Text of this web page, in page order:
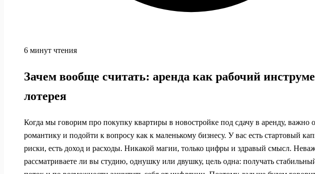
6 минут чтения
Зачем вообще считать: аренда как рабочий
лотерея
Когда мы говорим про покупку квартиры в новостройке под сдачу в аренду, важно
романтику и подойти к вопросу как к маленькому бизнесу. У вас есть стартовый
риски, есть доход и расходы. Никакой магии, только цифры и здравый смысл.
рассматриваете ли вы студию, однушку или двушку, цель одна: получать